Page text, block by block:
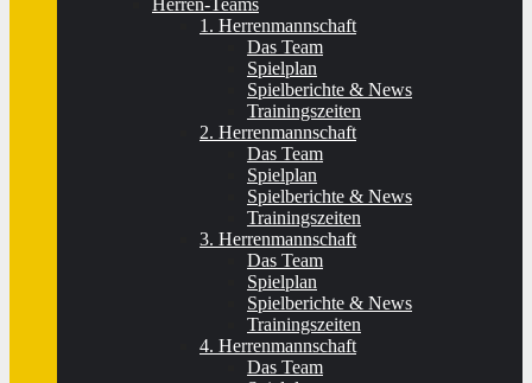
Herren-Teams
1. Herrenmannschaft
Das Team
Spielplan
Spielberichte & News
Trainingszeiten
2. Herrenmannschaft
Das Team
Spielplan
Spielberichte & News
Trainingszeiten
3. Herrenmannschaft
Das Team
Spielplan
Spielberichte & News
Trainingszeiten
4. Herrenmannschaft
Das Team